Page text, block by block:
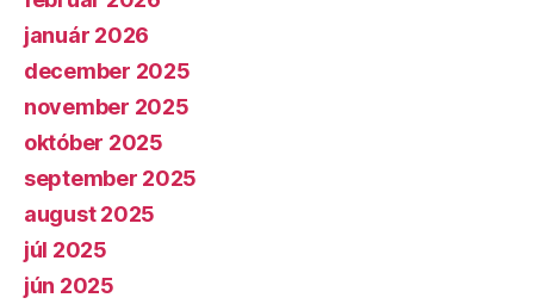
január 2026
december 2025
november 2025
október 2025
september 2025
august 2025
júl 2025
jún 2025